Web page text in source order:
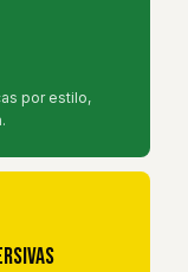
por estilo,